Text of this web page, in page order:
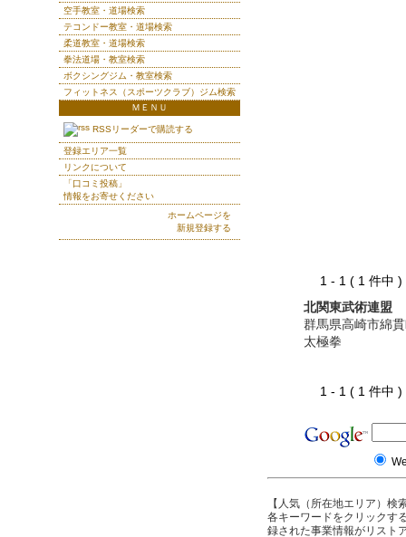
1 - 1 ( 1 件
北関東武術連盟
群馬県高崎市綿
太極拳
1 - 1 ( 1 件
【人気（所在地エリア）検
各キーワードをクリックす
録された事業情報がリスト
空手教室・道場検索
テコンドー教室・道場検索
柔道教室・道場検索
拳法道場・教室検索
ボクシングジム・教室検索
フィットネス（スポーツクラブ）ジム検索
ＭＥＮＵ
RSSリーダーで購読する
登録エリア一覧
リンクについて
「口コミ投稿」
情報をお寄せください
ホームページを
新規登録する